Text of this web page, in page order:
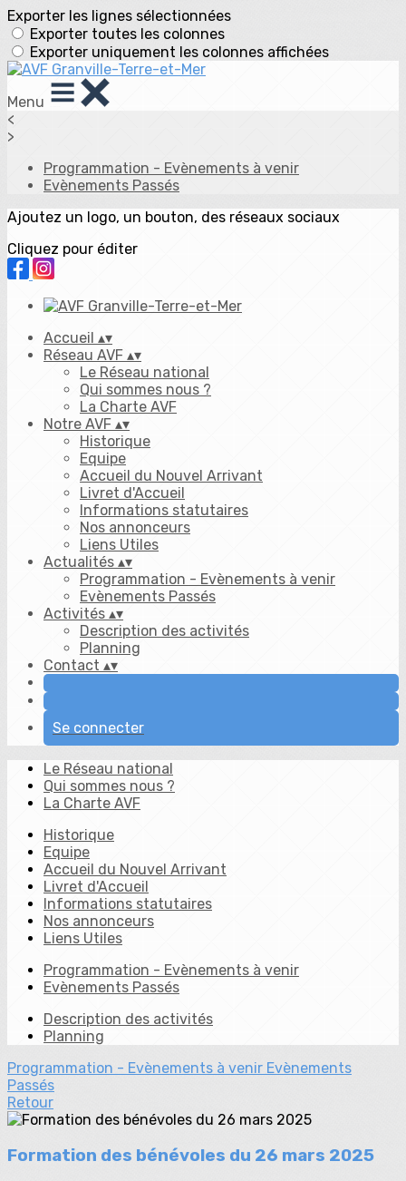
Exporter les lignes sélectionnées
Exporter toutes les colonnes
Exporter uniquement les colonnes affichées
Menu
<
>
Programmation - Evènements à venir
Evènements Passés
Ajoutez un logo, un bouton, des réseaux sociaux
Cliquez pour éditer
Accueil ▴▾
Réseau AVF ▴▾
Le Réseau national
Qui sommes nous ?
La Charte AVF
Notre AVF ▴▾
Historique
Equipe
Accueil du Nouvel Arrivant
Livret d'Accueil
Informations statutaires
Nos annonceurs
Liens Utiles
Actualités ▴▾
Programmation - Evènements à venir
Evènements Passés
Activités ▴▾
Description des activités
Planning
Contact ▴▾
Se connecter
Le Réseau national
Qui sommes nous ?
La Charte AVF
Historique
Equipe
Accueil du Nouvel Arrivant
Livret d'Accueil
Informations statutaires
Nos annonceurs
Liens Utiles
Programmation - Evènements à venir
Evènements Passés
Description des activités
Planning
Programmation - Evènements à venir Evènements
Passés
Retour
Formation des bénévoles du 26 mars 2025